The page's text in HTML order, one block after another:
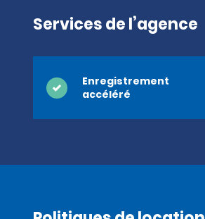
Services de l’agence
Enregistrement
accéléré